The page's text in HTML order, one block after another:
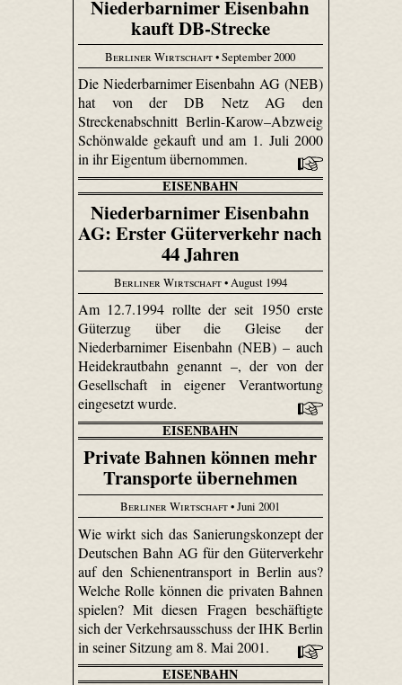
Niederbarnimer Eisenbahn
kauft DB-Strecke
Berliner Wirtschaft• September 2000
Die Niederbarnimer Eisenbahn AG (NEB)
hat von der DB Netz AG den
Streckenabschnitt Berlin-Karow–Abzweig
Schönwalde gekauft und am 1. Juli 2000
in ihr Eigentum übernommen.
EISENBAHN
Niederbarnimer Eisenbahn
AG: Erster Güterverkehr nach
44 Jahren
Berliner Wirtschaft• August 1994
Am 12.7.1994 rollte der seit 1950 erste
Güterzug über die Gleise der
Niederbarnimer Eisenbahn (NEB) – auch
Heidekrautbahn genannt –, der von der
Gesellschaft in eigener Verantwortung
eingesetzt wurde.
EISENBAHN
Private Bahnen können mehr
Transporte übernehmen
Berliner Wirtschaft• Juni 2001
Wie wirkt sich das Sanierungskonzept der
Deutschen Bahn AG für den Güterverkehr
auf den Schienentransport in Berlin aus?
Welche Rolle können die privaten Bahnen
spielen? Mit diesen Fragen beschäftigte
sich der Verkehrsausschuss der IHK Berlin
in seiner Sitzung am 8. Mai 2001.
EISENBAHN